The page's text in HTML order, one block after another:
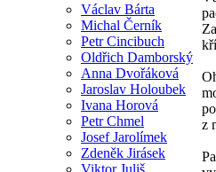
Václav Bárta
Michal Černík
Petr Cincibuch
Oldřich Damborský
Anna Dvořáková
Jaroslav Holoubek
Ivana Horová
Petr Chmel
Josef Jarolímek
Zdeněk Jirásek
Viktor Juliš
z